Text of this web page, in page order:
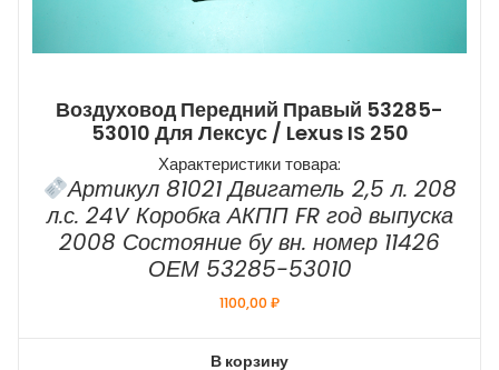
Воздуховод Передний Правый 53285-
53010 Для Лексус / Lexus IS 250
Характеристики товара:
Артикул 81021 Двигатель 2,5 л. 208
л.с. 24V Коробка АКПП FR год выпуска
2008 Состояние бу вн. номер 11426
ОЕМ 53285-53010
1100,00₽
В корзину